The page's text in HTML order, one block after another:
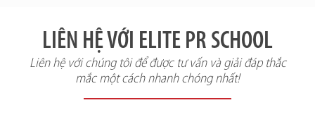
LIÊN HỆ VỚI ELITE PR SCHOOL
Liên hệ với chúng tôi để được tư vấn và giải đáp thắc
mắc một cách nhanh chóng nhất!